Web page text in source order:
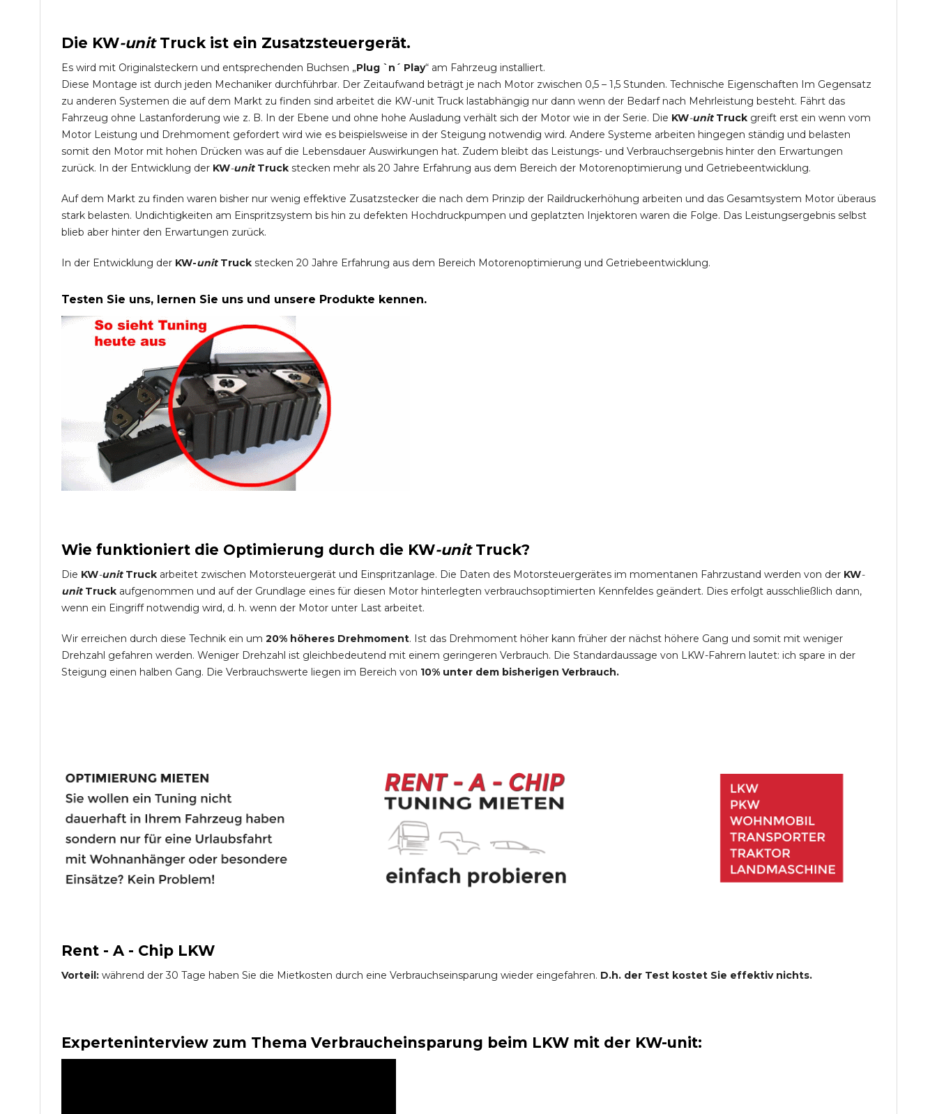
Die KW-unit Truckist ein Zusatzsteuergerät.
Es wird mit Originalsteckern und entsprechenden Buchsen „Plug `n´ Play“ am Fahrzeug installiert.
Diese Montage ist durch jeden Mechaniker durchführbar. Der Zeitaufwand beträgt je nach Motor zwischen 0,5 – 1,5 Stunden. Technische Eigenschaften Im Gegensatz
zu anderen Systemen die auf dem Markt zu finden sind arbeitet die KW-unit Truck lastabhängig nur dann wenn der Bedarf nach Mehrleistung besteht. Fährt das
Fahrzeug ohne Lastanforderung wie z. B. In der Ebene und ohne hohe Ausladung verhält sich der Motor wie in der Serie. Die KW-unit Truck greift erst ein wenn vom
Motor Leistung und Drehmoment gefordert wird wie es beispielsweise in der Steigung notwendig wird. Andere Systeme arbeiten hingegen ständig und belasten
somit den Motor mit hohen Drücken was auf die Lebensdauer Auswirkungen hat. Zudem bleibt das Leistungs- und Verbrauchsergebnis hinter den Erwartungen
zurück. In der Entwicklung der KW-unit Truck stecken mehr als 20 Jahre Erfahrung aus dem Bereich der Motorenoptimierung und Getriebeentwicklung.
Auf dem Markt zu finden waren bisher nur wenig effektive Zusatzstecker die nach dem Prinzip der Raildruckerhöhung arbeiten und das Gesamtsystem Motor überaus
stark belasten. Undichtigkeiten am Einspritzsystem bis hin zu defekten Hochdruckpumpen und geplatzten Injektoren waren die Folge. Das Leistungsergebnis selbst
blieb aber hinter den Erwartungen zurück.
In der Entwicklung der KW-unitTruck stecken 20 Jahre Erfahrung aus dem Bereich Motorenoptimierung und Getriebeentwicklung.
Testen Sie uns, lernen Sie uns und unsere Produkte kennen.
Wie funktioniert die Optimierung durch die KW-unit Truck?
Die KW-unit Truck arbeitet zwischen Motorsteuergerät und Einspritzanlage. Die Daten des Motorsteuergerätes im momentanen Fahrzustand werden von der KW-
unit Truck aufgenommen und auf der Grundlage eines für diesen Motor hinterlegten verbrauchsoptimierten Kennfeldes geändert. Dies erfolgt ausschließlich dann,
wenn ein Eingriff notwendig wird, d. h. wenn der Motor unter Last arbeitet.
Wir erreichen durch diese Technik ein um 20% höheres Drehmoment. Ist das Drehmoment höher kann früher der nächst höhere Gang und somit mit weniger
Drehzahl gefahren werden. Weniger Drehzahl ist gleichbedeutend mit einem geringeren Verbrauch. Die Standardaussage von LKW-Fahrern lautet: ich spare in der
Steigung einen halben Gang. Die Verbrauchswerte liegen im Bereich von 10% unter dem bisherigen Verbrauch.
Rent - A - Chip LKW
Vorteil: während der 30 Tage haben Sie die Mietkosten durch eine Verbrauchseinsparung wieder eingefahren. D.h. der Test kostet Sie effektiv nichts.
Experteninterview zum Thema Verbraucheinsparung beim LKW mit der KW-unit: